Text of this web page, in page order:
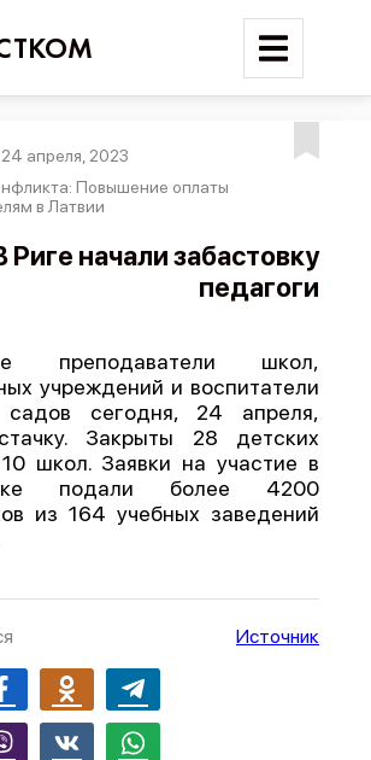
Войти
Поиск
Трудовые конфликты
Отчеты
Предложить публикацию
Справочник
24 апреля, 2023
Повышение оплаты
в Латвии
Риге начали забастовку
педагоги
преподаватели школ,
учреждений и воспитатели
садов сегодня, 24 апреля,
Закрыты 28 детских
школ. Заявки на участие в
подали более 4200
из 164 учебных заведений
Источник